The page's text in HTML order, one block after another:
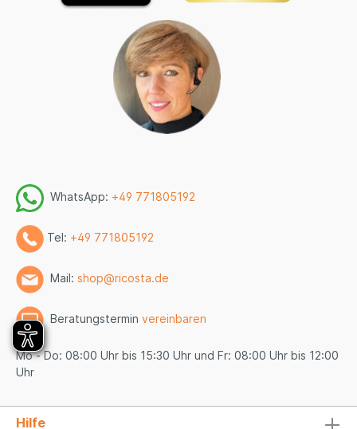
WhatsApp: +49 771805192
Tel: +49 771805192
Mail: shop@ricosta.de
Beratungstermin vereinbaren
Mo - Do: 08:00 Uhr bis 15:30 Uhr und Fr: 08:00 Uhr bis 12:00
Uhr
Hilfe